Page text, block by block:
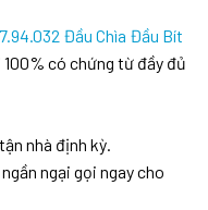
Đầu Chìa Đầu Bít
có chứng từ đầy đủ
nhà định kỳ.
ngại gọi ngay cho